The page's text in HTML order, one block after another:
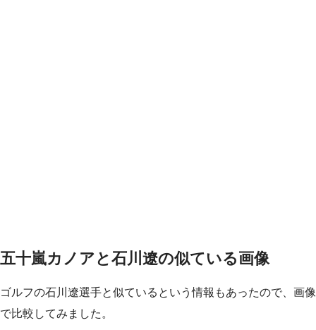
五十嵐カノアと石川遼の似ている画像
ゴルフの石川遼選手と似ているという情報もあったので、画像
で比較してみました。